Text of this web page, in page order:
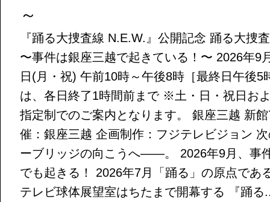
～
『踊る大捜査線 N.E.W.』公開記念 踊る大捜
〜事件は銀座三越で起きている！〜 2026年9
日(月・祝) 午前10時～午後8時［最終日午後
は、各日終了1時間前まで ※土・日・祝日お
指定制でのご案内となります。 銀座三越 新
催：銀座三越 企画制作：フジテレビジョン
ーブリッジの向こうへ——。 2026年9月、事
でも起きる！ 2026年7月「踊る」の原点であ
テレビ球体展望室はちたまで開幕する 『踊る